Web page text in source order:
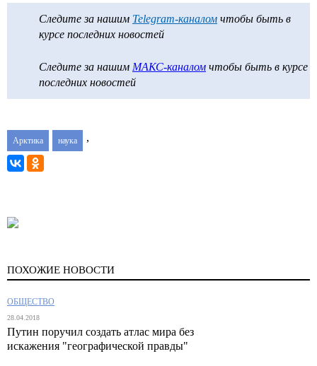
Следите за нашим Telegram-каналом чтобы быть в
курсе последних новостей
Следите за нашим МАКС-каналом чтобы быть в курсе
последних новостей
Арктика ,
наука
ПОХОЖИЕ НОВОСТИ
ОБЩЕСТВО
28.04.2018
Путин поручил создать атлас мира без
искажения "географической правды"